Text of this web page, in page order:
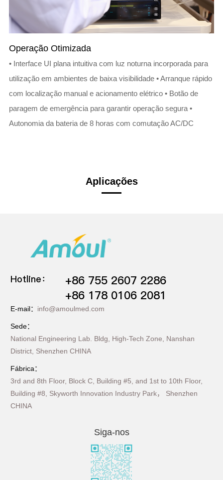
Operação Otimizada​​
• Interface UI plana intuitiva com luz noturna incorporada para
utilização em ambientes de baixa visibilidade • Arranque rápido
com localização manual e acionamento elétrico • Botão de
paragem de emergência para garantir operação segura •
Autonomia da bateria de 8 horas com comutação AC/DC
Aplicações
Hotline：
+86 755 2607 2286
+86 178 0106 2081
E-mail： info@amoulmed.com
Sede：
National Engineering Lab. Bldg, High-Tech Zone, Nanshan
District, Shenzhen CHINA
Fábrica：
3rd and 8th Floor, Block C, Building #5, and 1st to 10th Floor,
Building #8, Skyworth Innovation Industry Park， Shenzhen
CHINA
Siga-nos